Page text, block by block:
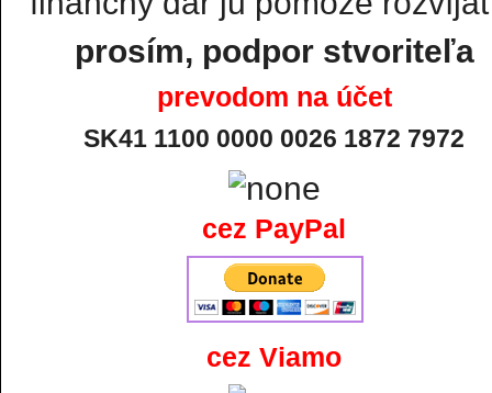
prosím, podpor stvoriteľa
prevodom na účet
SK41 1100 0000 0026 1872 7972
cez PayPal
cez Viamo